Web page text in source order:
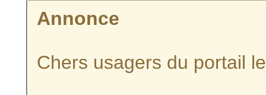
Annonce
Chers usagers du portail